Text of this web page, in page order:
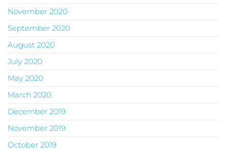
November 2020
September 2020
August 2020
July 2020
May 2020
March 2020
December 2019
November 2019
October 2019